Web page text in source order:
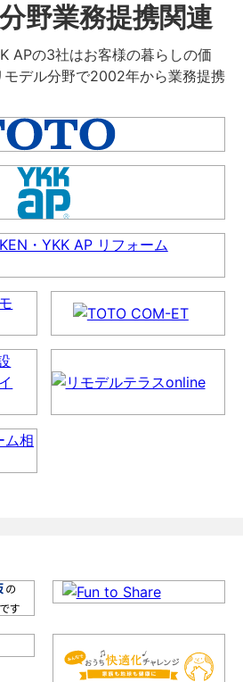
野業務提携関連
APの3社はお客様の暮らしの価
デル分野で2002年から業務提携